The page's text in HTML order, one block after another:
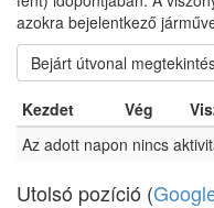
azokra bejelentkező
Bejárt útvonal
Kezdet Vég
Az adott napon nincs
Utolsó pozíció (